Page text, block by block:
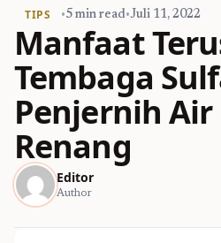
TIPS •5 min read•Juli 11, 2022
Manfaat
Tembaga
Penjernih Air
Renang
Editor
Author